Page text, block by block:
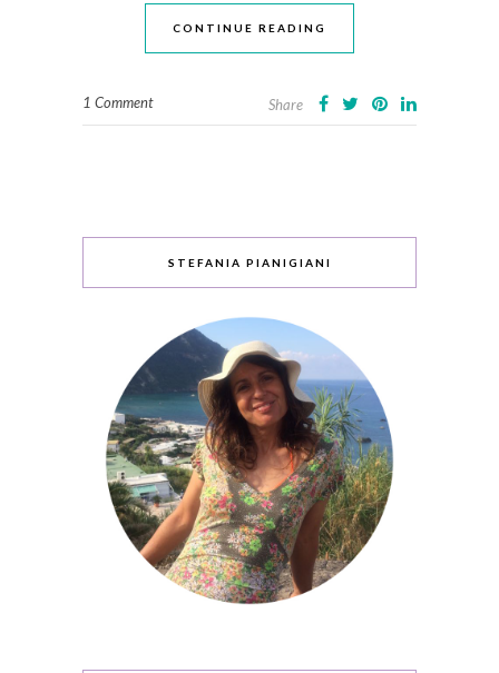
CONTINUE READING
1 Comment Share
STEFANIA PIANIGIANI